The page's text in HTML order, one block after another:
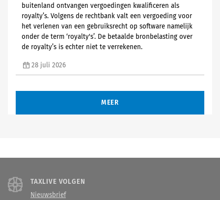
buitenland ontvangen vergoedingen kwalificeren als
royalty’s. Volgens de rechtbank valt een vergoeding voor
het verlenen van een gebruiksrecht op software namelijk
onder de term ‘royalty's’. De betaalde bronbelasting over
de royalty’s is echter niet te verrekenen.
28 juli 2026
MEER
TAXLIVE VOLGEN
Nieuwsbrief